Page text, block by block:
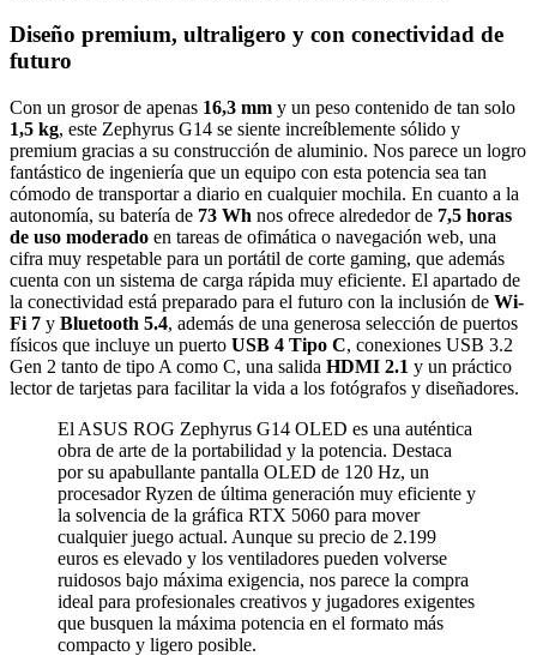
Diseño premium, ultraligero y con conectividad de
futuro
Con un grosor de apenas 16,3 mm y un peso contenido de tan solo
1,5 kg, este Zephyrus G14 se siente increíblemente sólido y
premium gracias a su construcción de aluminio. Nos parece un logro
fantástico de ingeniería que un equipo con esta potencia sea tan
cómodo de transportar a diario en cualquier mochila. En cuanto a la
autonomía, su batería de 73 Wh nos ofrece alrededor de 7,5 horas
de uso moderado en tareas de ofimática o navegación web, una
cifra muy respetable para un portátil de corte gaming, que además
cuenta con un sistema de carga rápida muy eficiente. El apartado de
la conectividad está preparado para el futuro con la inclusión de Wi-
Fi 7 y Bluetooth 5.4, además de una generosa selección de puertos
físicos que incluye un puerto USB 4 Tipo C, conexiones USB 3.2
Gen 2 tanto de tipo A como C, una salida HDMI 2.1 y un práctico
lector de tarjetas para facilitar la vida a los fotógrafos y diseñadores.
El ASUS ROG Zephyrus G14 OLED es una auténtica
obra de arte de la portabilidad y la potencia. Destaca
por su apabullante pantalla OLED de 120 Hz, un
procesador Ryzen de última generación muy eficiente y
la solvencia de la gráfica RTX 5060 para mover
cualquier juego actual. Aunque su precio de 2.199
euros es elevado y los ventiladores pueden volverse
ruidosos bajo máxima exigencia, nos parece la compra
ideal para profesionales creativos y jugadores exigentes
que busquen la máxima potencia en el formato más
compacto y ligero posible.